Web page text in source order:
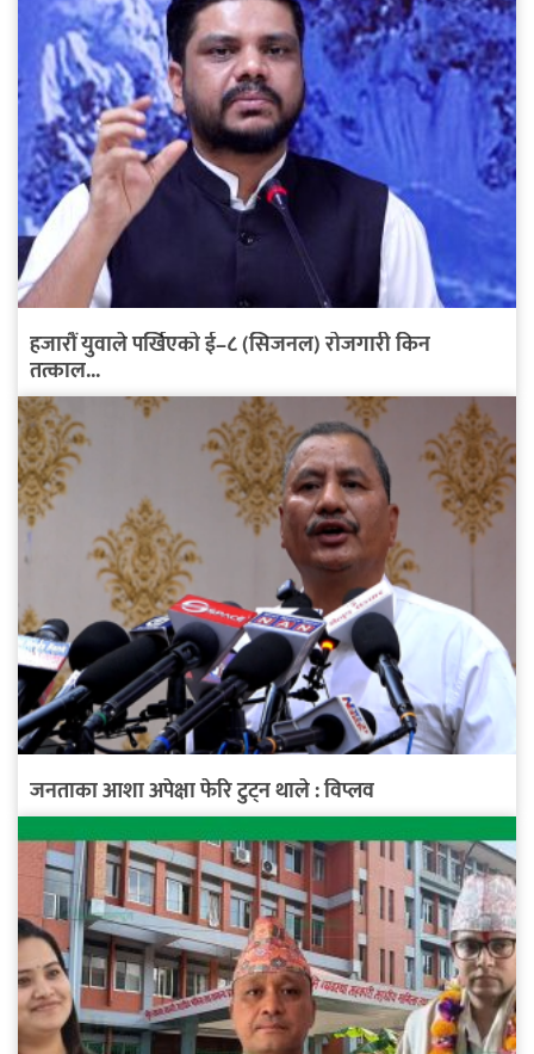
हजारौं युवाले पर्खिएको ई–८ (सिजनल) रोजगारी किन
तत्काल...
जनताका आशा अपेक्षा फेरि टुट्न थाले : विप्लव